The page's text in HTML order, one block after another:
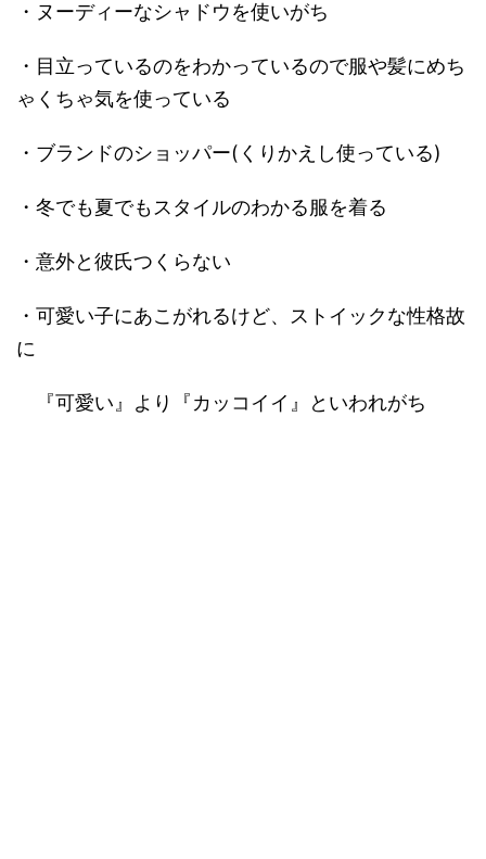
・ヌーディーなシャドウを使いがち
・目立っているのをわかっているので服や髪にめち
ゃくちゃ気を使っている
・ブランドのショッパー(くりかえし使っている)
・冬でも夏でもスタイルのわかる服を着る
・意外と彼氏つくらない
・可愛い子にあこがれるけど、ストイックな性格故
に
『可愛い』より『カッコイイ』といわれがち